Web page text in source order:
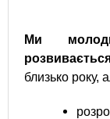
n
Ми
близько року,